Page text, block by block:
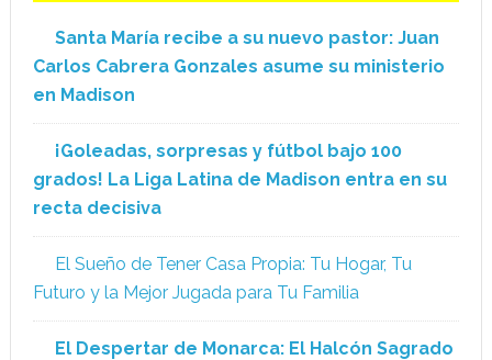
Santa María recibe a su nuevo pastor: Juan
Carlos Cabrera Gonzales asume su ministerio
en Madison
¡Goleadas, sorpresas y fútbol bajo 100
grados! La Liga Latina de Madison entra en su
recta decisiva
El Sueño de Tener Casa Propia: Tu Hogar, Tu
Futuro y la Mejor Jugada para Tu Familia
El Despertar de Monarca: El Halcón Sagrado